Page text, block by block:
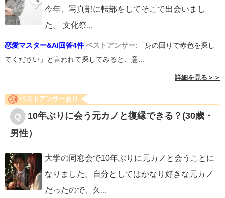
今年、写真部に転部をしてそこで出会いまし
た。 文化祭...
恋愛マスター&AI回答4件 ベストアンサー: 「身の回りで赤色を探し
てください」と言われて探してみると、意...
詳細を見る＞＞
ベストアンサーあり
10年ぶりに会う元カノと復縁できる？(30歳・
男性）
大学の同窓会で10年ぶりに元カノと会うことに
なりました。自分としてはかなり好きな元カノ
だったので、久 ...